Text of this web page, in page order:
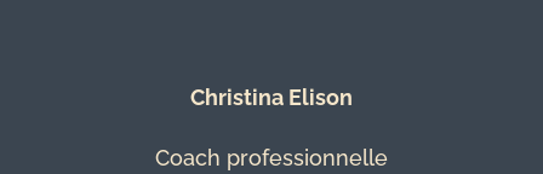
Christina Elison
Coach professionnelle